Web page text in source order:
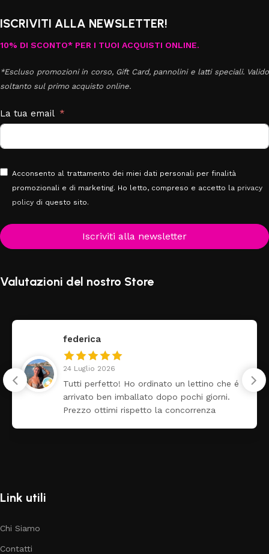
ISCRIVITI ALLA NEWSLETTER!
10% DI SCONTO* PER I TUOI ACQUISTI ONLINE.
*Escluso promozioni in corso, Gift Card, pannolini e latti speciali. Valido
soltanto sul primo acquisto online.
La tua email
Acconsento al trattamento dei miei dati personali per finalità
promozionali e di marketing. Ho letto, compreso e accetto la privacy
policy di questo sito.
Iscriviti alla newsletter
Valutazioni del nostro Store
federica
24 Luglio 2026
Tutti perfetto! Ho ordinato un lettino che é
arrivato ben imballato dopo pochi giorni.
Prezzo ottimi rispetto la concorrenza
Link utili
Chi Siamo
Contatti